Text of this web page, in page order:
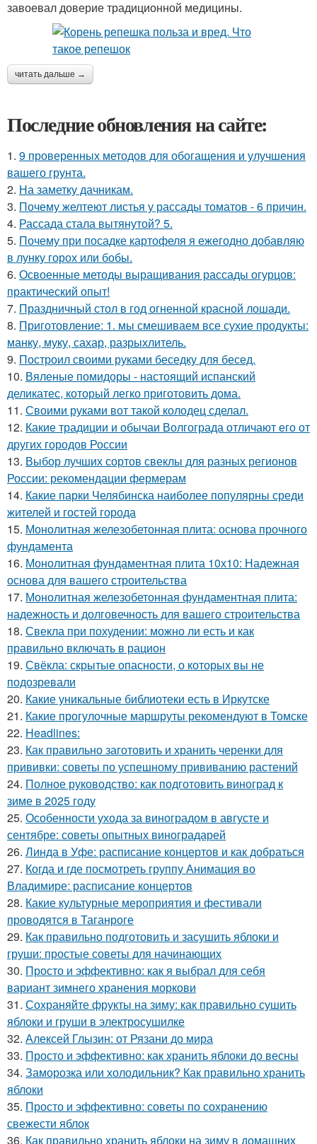
завоевал доверие традиционной медицины.
читать дальше →
Последние обновления на сайте:
1. 9 проверенных методов для обогащения и улучшения
вашего грунта.
2. На заметку дачникам.
3. Почему желтеют листья у рассады томатов - 6 причин.
4. Рассада стала вытянутой? 5.
5. Почему при посадке картофеля я ежегодно добавляю
в лунку горох или бобы.
6. Освоенные методы выращивания рассады огурцов:
практический опыт!
7. Праздничный стол в год огненной красной лошади.
8. Приготовление: 1. мы смешиваем все сухие продукты:
манку, муку, сахар, разрыхлитель.
9. Построил своими руками беседку для бесед.
10. Вяленые помидоры - настоящий испанский
деликатес, который легко приготовить дома.
11. Своими руками вот такой колодец сделал.
12. Какие традиции и обычаи Волгограда отличают его от
других городов России
13. Выбор лучших сортов свеклы для разных регионов
России: рекомендации фермерам
14. Какие парки Челябинска наиболее популярны среди
жителей и гостей города
15. Монолитная железобетонная плита: основа прочного
фундамента
16. Монолитная фундаментная плита 10х10: Надежная
основа для вашего строительства
17. Монолитная железобетонная фундаментная плита:
надежность и долговечность для вашего строительства
18. Свекла при похудении: можно ли есть и как
правильно включать в рацион
19. Свёкла: скрытые опасности, о которых вы не
подозревали
20. Какие уникальные библиотеки есть в Иркутске
21. Какие прогулочные маршруты рекомендуют в Томске
22. Headlines:
23. Как правильно заготовить и хранить черенки для
прививки: советы по успешному прививанию растений
24. Полное руководство: как подготовить виноград к
зиме в 2025 году
25. Особенности ухода за виноградом в августе и
сентябре: советы опытных виноградарей
26. Линда в Уфе: расписание концертов и как добраться
27. Когда и где посмотреть группу Анимация во
Владимире: расписание концертов
28. Какие культурные мероприятия и фестивали
проводятся в Таганроге
29. Как правильно подготовить и засушить яблоки и
груши: простые советы для начинающих
30. Просто и эффективно: как я выбрал для себя
вариант зимнего хранения моркови
31. Сохраняйте фрукты на зиму: как правильно сушить
яблоки и груши в электросушилке
32. Алексей Глызин: от Рязани до мира
33. Просто и эффективно: как хранить яблоки до весны
34. Заморозка или холодильник? Как правильно хранить
яблоки
35. Просто и эффективно: советы по сохранению
свежести яблок
36. Как правильно хранить яблоки на зиму в домашних